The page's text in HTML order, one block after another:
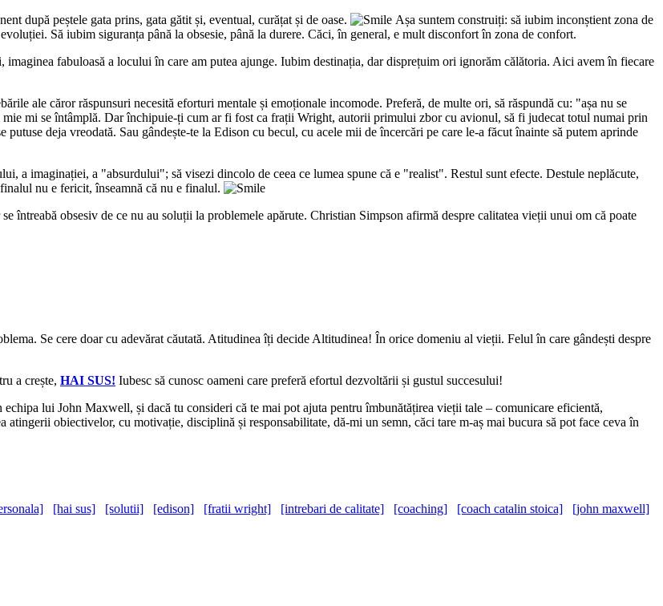
după peștele gata prins, gata gătit și, eventual, curățat și de oase.
Așa suntem construiți: să iubim inconștient zona de
Să iubim siguranța până la obsesie, până la durere. Căci, în general, e mult disconfort în zona de confort.
imaginea fabuloasă a locului în care am putea ajunge. Iubim destinația, dar disprețuim ori ignorăm călătoria. Aici avem în fiecare
ale căror răspunsuri necesită eforturi mentale și emoționale incomode. Preferă, de multe ori, să răspundă cu: "așa nu se
mie mi se întâmplă. Dar închipuie-ți cum ar fi fost ca frații Wright, autorii primului zbor cu avionul, să fi judecat totul numai prin
deja vreodată. Sau gândește-te la Edison cu becul, cu acele mii de încercări pe care le-a făcut înainte să putem aprinde
a imaginației, a "absurdului"; să visezi dincolo de ceea ce lumea spune că e "realist". Restul sunt efecte. Destule neplăcute,
nu e fericit, înseamnă că nu e finalul.
întreabă obsesiv de ce nu au soluții la problemele apărute. Christian Simpson afirmă despre calitatea vieții unui om că poate
Se cere doar cu adevărat căutată. Atitudinea îți decide Altitudinea! În orice domeniu al vieții. Felul în care gândești despre
a crește, HAI SUS! Iubesc să cunosc oameni care preferă efortul dezvoltării și gustul succesului!
echipa lui John Maxwell, și dacă tu consideri că te mai pot ajuta pentru îmbunătățirea vieții tale – comunicare eficientă,
obiectivelor, cu motivație, disciplină și responsabilitate, dă-mi un semn, căci tare m-aș mai bucura să pot face ceva în
[hai sus] [solutii] [edison] [fratii wright] [intrebari de calitate] [coaching] [coach catalin stoica]
[john maxwell]